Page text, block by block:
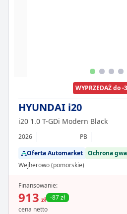
WYPRZEDAŻ do -
HYUNDAI i20
i20 1.0 T-GDi Modern Black
2026 PB
Oferta Automarket Ochrona
Wejherowo (pomorskie)
Finansowanie:
913 zł -87 zł
cena netto